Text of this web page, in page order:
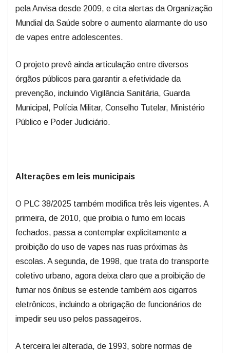
pela Anvisa desde 2009, e cita alertas da Organização
Mundial da Saúde sobre o aumento alarmante do uso
de vapes entre adolescentes.
O projeto prevê ainda articulação entre diversos
órgãos públicos para garantir a efetividade da
prevenção, incluindo Vigilância Sanitária, Guarda
Municipal, Polícia Militar, Conselho Tutelar, Ministério
Público e Poder Judiciário.
Alterações em leis municipais
O PLC 38/2025 também modifica três leis vigentes. A
primeira, de 2010, que proibia o fumo em locais
fechados, passa a contemplar explicitamente a
proibição do uso de vapes nas ruas próximas às
escolas. A segunda, de 1998, que trata do transporte
coletivo urbano, agora deixa claro que a proibição de
fumar nos ônibus se estende também aos cigarros
eletrônicos, incluindo a obrigação de funcionários de
impedir seu uso pelos passageiros.
A terceira lei alterada, de 1993, sobre normas de